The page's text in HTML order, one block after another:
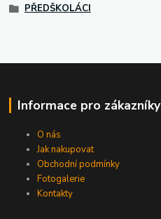
PŘEDŠKOLÁCI
Informace pro zákazníky
O nás
Jak nakupovat
Obchodní podmínky
Fotogalerie
Kontakty